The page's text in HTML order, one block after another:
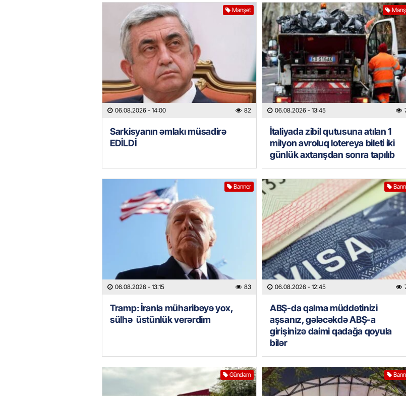
Manşet
06.08.2026 - 14:00 82
Sarkisyanın əmlakı müsadirə
EDİLDİ
06.08.2026 - 13:45
İtaliyada zibil qutusuna atılan 1
milyon avroluq lotereya bileti iki
günlük axtarışdan sonra tapılıb
Banner
06.08.2026 - 13:15 83
Tramp: İranla müharibəyə yox,
sülhə üstünlük verərdim
06.08.2026 - 12:45
ABŞ-da qalma müddətinizi
aşsanız, gələcəkdə ABŞ-a
girişinizə daimi qadağa qoyula
bilər
Gündəm